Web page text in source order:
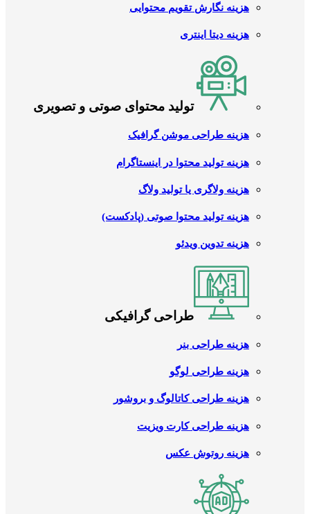
هزینه نگارش تقویم محتوایی
هزینه دیتا اینتری
تولید محتوای صوتی و تصویری
هزینه طراحی موشن گرافیک
هزینه تولید محتوا در اینستاگرام
هزینه ولاگری یا تولید ولاگ
هزینه تولید محتوا صوتی (پادکست)
هزینه تدوین ویدئو
طراحی گرافیکی
هزینه طراحی بنر
هزینه طراحی لوگو
هزینه طراحی کاتالوگ و بروشور
هزینه طراحی کارت ویزیت
هزینه روتوش عکس